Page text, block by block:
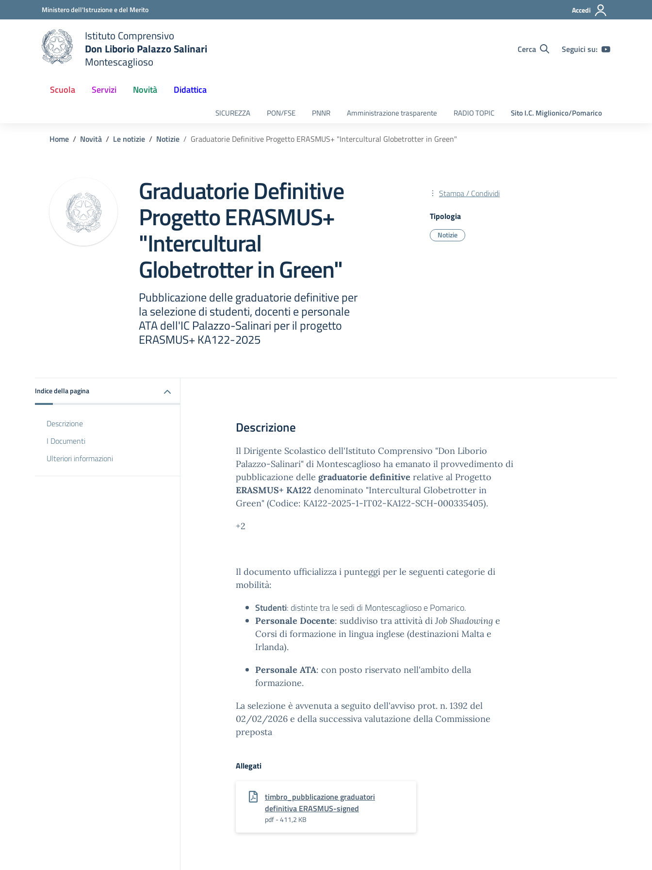
Vai ai contenuti
Vai al menu di navigazioneMinistero dell'Istruzione e del Merito Accedi
Istituto Comprensivo
Don Liborio Palazzo Salinari
Montescaglioso
Cerca Seguici su:
Scuola Servizi Novità Didattica
SICUREZZA PON/FSE PNNR Amministrazione trasparente RADIO TOPIC Sito I.C. Miglionico/Pomarico
Home Novità Le notizie Notizie Graduatorie Definitive Progetto ERASMUS+ "Intercultural Globetrotter in Green"
Graduatorie Definitive
Progetto ERASMUS+
"Intercultural
Globetrotter in Green"
Pubblicazione delle graduatorie definitive per
la selezione di studenti, docenti e personale
ATA dell'IC Palazzo-Salinari per il progetto
ERASMUS+ KA122-2025
Stampa / Condividi
Tipologia
Notizie
Indice della pagina
Descrizione
I Documenti
Ulteriori informazioni
Descrizione
Il Dirigente Scolastico dell'Istituto Comprensivo "Don Liborio
Palazzo-Salinari" di Montescaglioso ha emanato il provvedimento di
pubblicazione delle graduatorie definitive relative al Progetto
ERASMUS+ KA122 denominato "Intercultural Globetrotter in
Green" (Codice: KA122-2025-1-IT02-KA122-SCH-000335405).
+2
Il documento ufficializza i punteggi per le seguenti categorie di
mobilità:
Studenti: distinte tra le sedi di Montescaglioso e Pomarico.
Personale Docente: suddiviso tra attività di Job Shadowing e
Corsi di formazione in lingua inglese (destinazioni Malta e
Irlanda).
Personale ATA: con posto riservato nell'ambito della
formazione.
La selezione è avvenuta a seguito dell'avviso prot. n. 1392 del
02/02/2026 e della successiva valutazione della Commissione
preposta
Allegati
timbro_pubblicazione graduatori
definitiva ERASMUS-signed
pdf - 411,2 KB